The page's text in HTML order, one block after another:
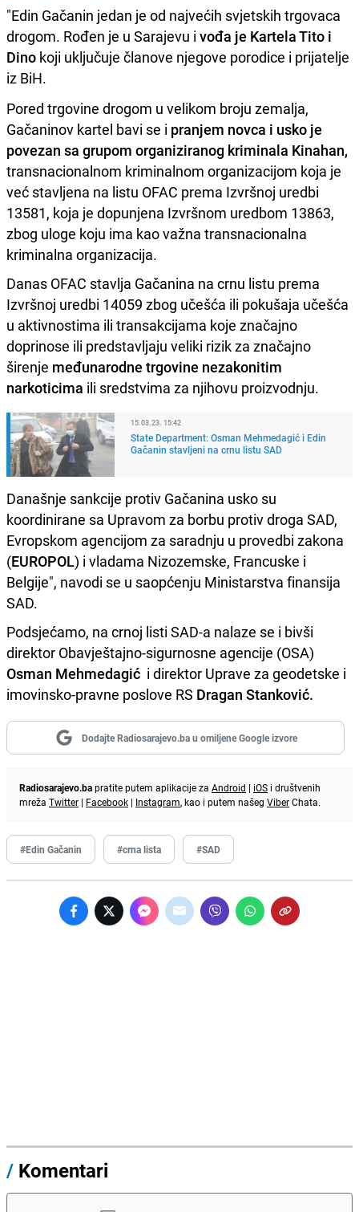
"Edin Gačanin jedan je od najvećih svjetskih trgovaca
drogom. Rođen je u Sarajevu i vođa je Kartela Tito i
Dino koji uključuje članove njegove porodice i prijatelje
iz BiH.
Pored trgovine drogom u velikom broju zemalja,
Gačaninov kartel bavi se i pranjem novca i usko je
povezan sa grupom organiziranog kriminala Kinahan,
transnacionalnom kriminalnom organizacijom koja je
već stavljena na listu OFAC prema Izvršnoj uredbi
13581, koja je dopunjena Izvršnom uredbom 13863,
zbog uloge koju ima kao važna transnacionalna
kriminalna organizacija.
Danas OFAC stavlja Gačanina na crnu listu prema
Izvršnoj uredbi 14059 zbog učešća ili pokušaja učešća
u aktivnostima ili transakcijama koje značajno
doprinose ili predstavljaju veliki rizik za značajno
širenje međunarodne trgovine nezakonitim
narkoticima ili sredstvima za njihovu proizvodnju.
15.03.23. 15:42
State Department: Osman Mehmedagić i Edin
Gačanin stavljeni na crnu listu SAD
Današnje sankcije protiv Gačanina usko su
koordinirane sa Upravom za borbu protiv droga SAD,
Evropskom agencijom za saradnju u provedbi zakona
(EUROPOL) i vladama Nizozemske, Francuske i
Belgije", navodi se u saopćenju Ministarstva finansija
SAD.
Podsjećamo, na crnoj listi SAD-a nalaze se i bivši
direktor Obavještajno-sigurnosne agencije (OSA)
Osman Mehmedagić i direktor Uprave za geodetske i
imovinsko-pravne poslove RS Dragan Stanković.
Dodajte Radiosarajevo.ba u omiljene Google izvore
Radiosarajevo.bapratite putem aplikacije za Android | iOS i društvenih
mreža Twitter | Facebook | Instagram, kao i putem našeg ViberChata.
#Edin Gačanin #crna lista #SAD
/ Komentari